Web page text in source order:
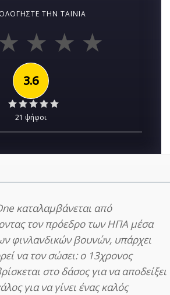
ΤΗΝ ΤΑΙΝΊΑ
3.6
21 ψήφοι
καταλαμβάνεται από
τον πρόεδρο των ΗΠΑ μέσα
φινλανδικών βουνών, υπάρχει
να τον σώσει: ο 13χρονος
στο δάσος για να αποδείξει
για να γίνει ένας καλός